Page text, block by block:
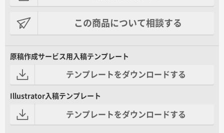
この商品について相談する
原稿作成サービス用入稿テンプレート
テンプレートをダウンロードする
Illustrator入稿テンプレート
テンプレートをダウンロードする